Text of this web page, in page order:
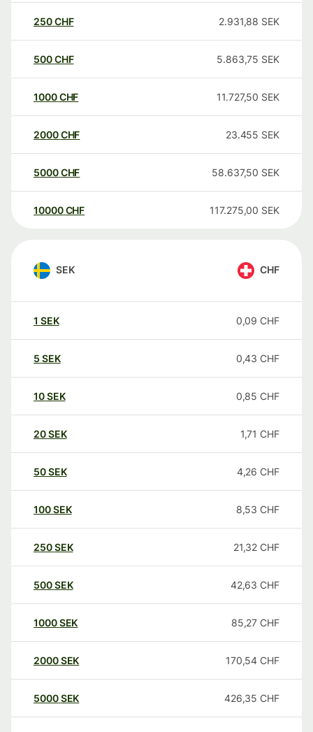
250CHF 2.931,88 SEK
500CHF 5.863,75 SEK
1000CHF 11.727,50 SEK
2000CHF 23.455 SEK
5000CHF 58.637,50 SEK
10000 CHF 117.275,00 SEK
SEK CHF
1 SEK 0,09 CHF
5 SEK 0,43 CHF
10SEK 0,85 CHF
20SEK 1,71 CHF
50SEK 4,26 CHF
100SEK 8,53 CHF
250SEK 21,32 CHF
500SEK 42,63 CHF
1000SEK 85,27 CHF
2000SEK 170,54 CHF
5000SEK 426,35 CHF